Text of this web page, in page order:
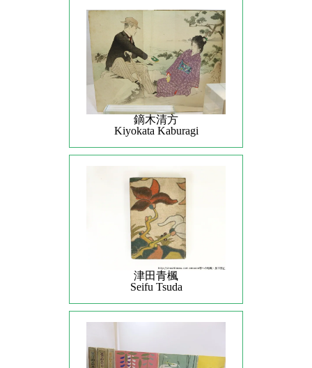
鏑木清方
Kiyokata Kaburagi
津田青楓
Seifu Tsuda